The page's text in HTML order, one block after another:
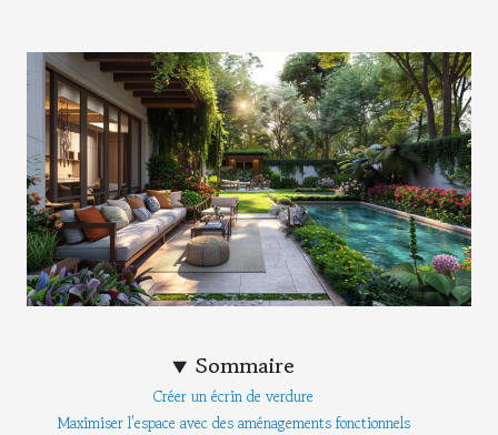
Sommaire
Créer un écrin de verdure
Maximiser l'espace avec des aménagements fonctionnels